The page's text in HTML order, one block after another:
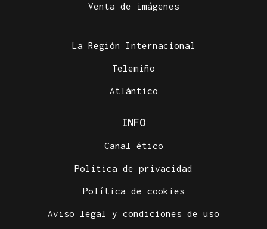
Venta de imágenes
La Región Internacional
Telemiño
Atlántico
INFO
Canal ético
Política de privacidad
Política de cookies
Aviso legal y condiciones de uso